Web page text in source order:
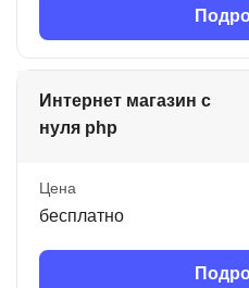
Интернет магазин с
нуля php
Цена
бесплатно